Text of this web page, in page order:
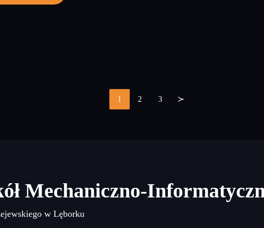
Stronicowanie
1 2 3 ≻
Mechaniczno-
w Lęborku